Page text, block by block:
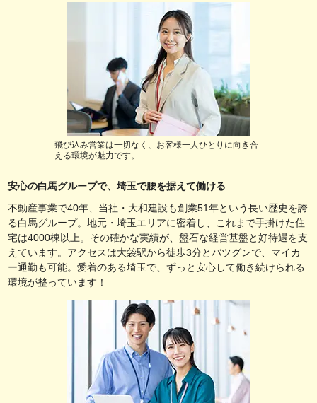
飛び込み営業は一切なく、お客様一人ひとりに向き合
える環境が魅力です。
安心の白馬グループで、埼玉で腰を据えて働ける
不動産事業で40年、当社・大和建設も創業51年という長い歴史を誇
る白馬グループ。地元・埼玉エリアに密着し、これまで手掛けた住
宅は4000棟以上。その確かな実績が、盤石な経営基盤と好待遇を支
えています。アクセスは大袋駅から徒歩3分とバツグンで、マイカ
ー通勤も可能。愛着のある埼玉で、ずっと安心して働き続けられる
環境が整っています！